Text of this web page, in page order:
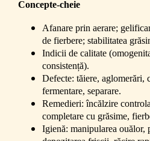
Concepte-cheie
Afanare prin aerare;
de fierbere; stabilitatea
Indicii de calitate
consistență).
Defecte: tăiere, aglomerări,
fermentare, separare.
Remedieri: încălzire
completare cu grăsime,
Igienă: manipularea ouălor,